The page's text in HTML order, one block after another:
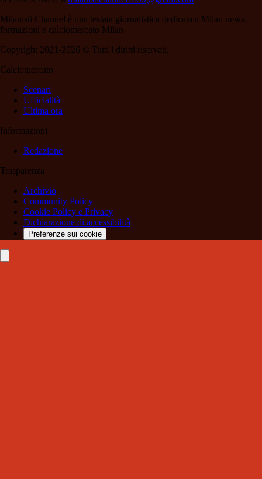
Milanisti Channel è una testata giornalistica dedicata a Milan news,
formazioni e calciomercato Milan
Copyright 2021-2026 © Tutti i diritti riservati.
Calciomercato
Scenari
Ufficialità
Ultima ora
Informazioni
Redazione
Trasparenza
Archivio
Community Policy
Cookie Policy e Privacy
Dichiarazione di accessibilità
Preferenze sui cookie